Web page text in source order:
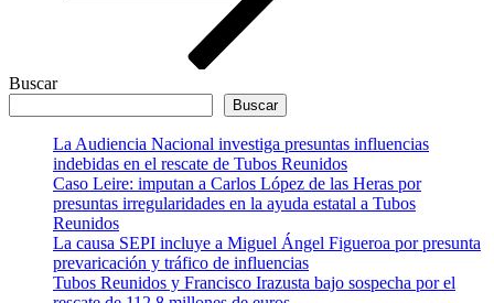
Buscar
Buscar
La Audiencia Nacional investiga presuntas influencias
indebidas en el rescate de Tubos Reunidos
Caso Leire: imputan a Carlos López de las Heras por
presuntas irregularidades en la ayuda estatal a Tubos
Reunidos
La causa SEPI incluye a Miguel Ángel Figueroa por presunta
prevaricación y tráfico de influencias
Tubos Reunidos y Francisco Irazusta bajo sospecha por el